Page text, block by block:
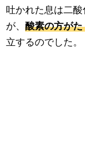
吐かれた息は二
が、 酸素の方が
立するのでした。